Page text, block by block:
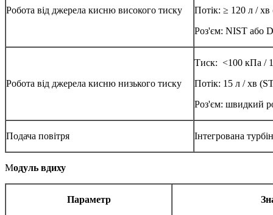
Робота від джерела кисню високого тиску
Потік: ≥ 120 л /
Роз'єм: NIST або
Робота від джерела кисню низького тиску
Тиск: <100 кПа /
Потік: 15 л / хв
Роз'єм: швидкий
Подача повітря Інтегрована
Модуль вдиху
Параметр